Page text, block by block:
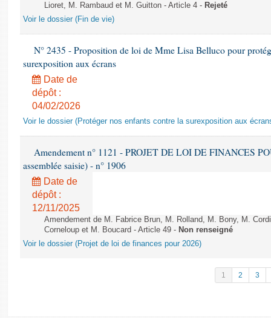
Lioret, M. Rambaud et M. Guitton - Article 4 - Rejeté
Voir le dossier (Fin de vie)
N° 2435 - Proposition de loi de Mme Lisa Belluco pour
surexposition aux écrans
Date de
dépôt :
04/02/2026
Voir le dossier (Protéger nos enfants contre la surexposition aux
Amendement n° 1121 - PROJET DE LOI DE FINANCES
assemblée saisie) - n° 1906
Date de
dépôt :
12/11/2025
Amendement de M. Fabrice Brun, M. Rolland, M. Bony, M.
Corneloup et M. Boucard - Article 49 - Non renseigné
Voir le dossier (Projet de loi de finances pour 2026)
1 2 3